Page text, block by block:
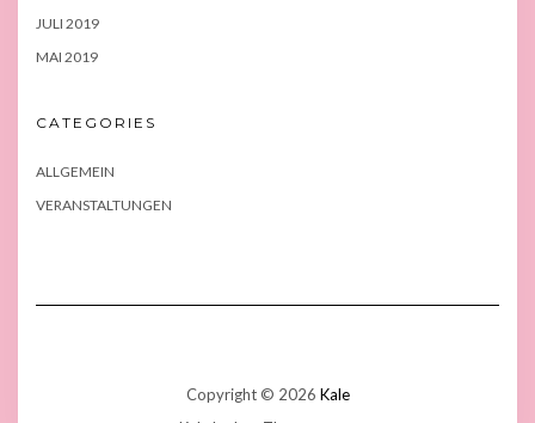
JULI 2019
MAI 2019
CATEGORIES
ALLGEMEIN
VERANSTALTUNGEN
Copyright © 2026 Kale